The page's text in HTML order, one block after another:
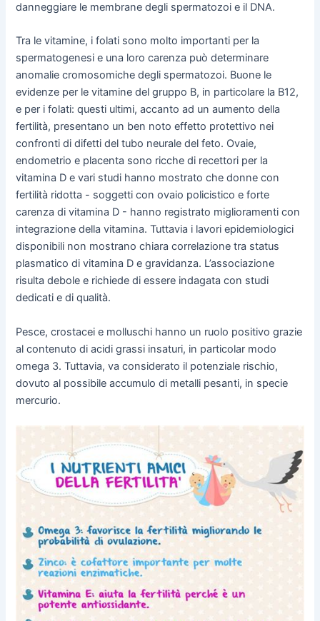
danneggiare le membrane degli spermatozoi e il DNA.
Tra le vitamine, i folati sono molto importanti per la
spermatogenesi e una loro carenza può determinare
anomalie cromosomiche degli spermatozoi. Buone le
evidenze per le vitamine del gruppo B, in particolare la B12,
e per i folati: questi ultimi, accanto ad un aumento della
fertilità, presentano un ben noto effetto protettivo nei
confronti di difetti del tubo neurale del feto. Ovaie,
endometrio e placenta sono ricche di recettori per la
vitamina D e vari studi hanno mostrato che donne con
fertilità ridotta - soggetti con ovaio policistico e forte
carenza di vitamina D - hanno registrato miglioramenti con
integrazione della vitamina. Tuttavia i lavori epidemiologici
disponibili non mostrano chiara correlazione tra status
plasmatico di vitamina D e gravidanza. L’associazione
risulta debole e richiede di essere indagata con studi
dedicati e di qualità.
Pesce, crostacei e molluschi hanno un ruolo positivo grazie
al contenuto di acidi grassi insaturi, in particolar modo
omega 3. Tuttavia, va considerato il potenziale rischio,
dovuto al possibile accumulo di metalli pesanti, in specie
mercurio.